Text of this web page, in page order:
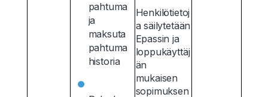
pahtuma
ja
maksuta
pahtuma
historia
Henkilötietoj
a säilytetään
Epassin ja
loppukäyttäj
än
mukaisen
sopimuksen